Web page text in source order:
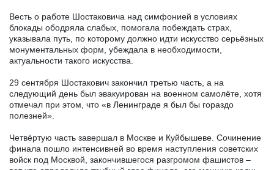
Весть о работе Шостаковича над симфонией в условиях
блокады ободряла слабых, помогала побеждать страх,
указывала путь, по которому должно идти искусство серьёзных
монументальных форм, убеждала в необходимости,
актуальности такого искусства.
29 сентября Шостакович закончил третью часть, а на
следующий день был эвакуирован на военном самолёте, хотя
отмечал при этом, что «в Ленинграде я был бы гораздо
полезней».
Четвёртую часть завершал в Москве и Куйбышеве. Сочинение
финала пошло интенсивней во время наступления советских
войск под Москвой, закончившегося разгромом фашистов –